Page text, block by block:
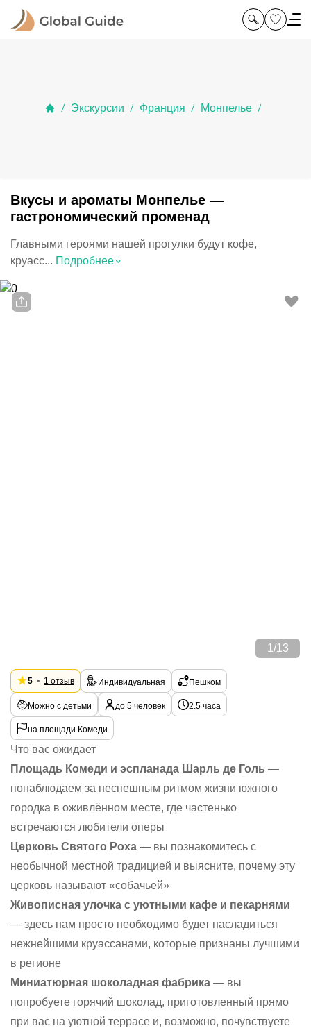
/ Экскурсии / Франция / Монпелье /
Вкусы и ароматы Монпелье —
гастрономический променад
Главными героями нашей прогулки будут кофе,
круасс... Подробнее⌃
1 /13
5 1 отзыв Индивидуальная Пешком
Можно с детьми до 5 человек 2.5 часа
на площади Комеди
Что вас ожидает
Площадь Комеди и эспланада Шарль де Голь —
понаблюдаем за неспешным ритмом жизни южного
городка в оживлённом месте, где частенько
встречаются любители оперы
Церковь Святого Роха — вы познакомитесь с
необычной местной традицией и выясните, почему эту
церковь называют «собачьей»
Живописная улочка с уютными кафе и пекарнями
— здесь нам просто необходимо будет насладиться
нежнейшими круассанами, которые признаны лучшими
в регионе
Миниатюрная шоколадная фабрика — вы
попробуете горячий шоколад, приготовленный прямо
при вас на уютной террасе и, возможно, почувствуете